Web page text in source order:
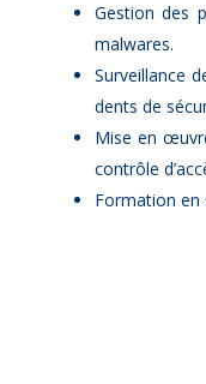
Ges­tion des
mal­wares.
Sur­veillance
dents de
Mise en
contrôle
For­ma­tion en